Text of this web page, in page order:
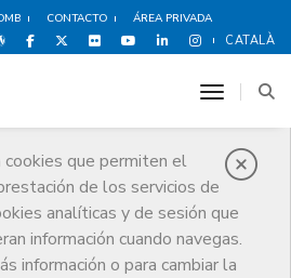
CONTACTO ÁREA PRIVADA
CATALÀ
que permiten el
de los servicios de
analíticas y de sesión que
información cuando navegas.
información o para cambiar la
toggle
Edició 2014